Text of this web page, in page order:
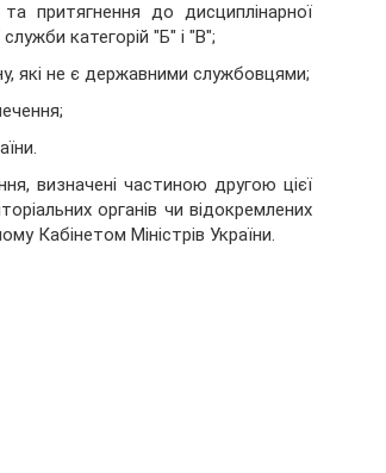
притягнення до дисциплінарної
категорій "Б" і "В";
які не є державними службовцями;
визначені частиною другою цієї
органів чи відокремлених
Кабінетом Міністрів України.